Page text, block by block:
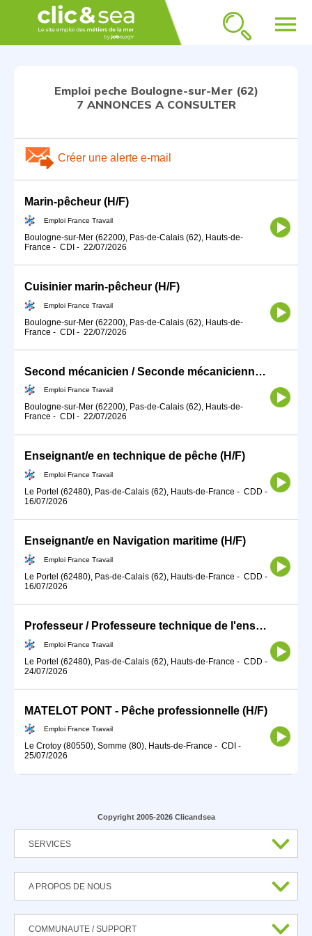
menu
Emploi peche Boulogne-sur-Mer (62)
7 ANNONCES A CONSULTER
Créer une alerte e-mail
Marin-pêcheur (H/F)
Emploi France Travail
Boulogne-sur-Mer (62200), Pas-de-Calais (62), Hauts-de-
France - CDI - 22/07/2026
Cuisinier marin-pêcheur (H/F)
Emploi France Travail
Boulogne-sur-Mer (62200), Pas-de-Calais (62), Hauts-de-
France - CDI - 22/07/2026
Second mécanicien / Seconde mécanicienne (H/F)
Emploi France Travail
Boulogne-sur-Mer (62200), Pas-de-Calais (62), Hauts-de-
France - CDI - 22/07/2026
Enseignant/e en technique de pêche (H/F)
Emploi France Travail
Le Portel (62480), Pas-de-Calais (62), Hauts-de-France - CDD -
16/07/2026
Enseignant/e en Navigation maritime (H/F)
Emploi France Travail
Le Portel (62480), Pas-de-Calais (62), Hauts-de-France - CDD -
16/07/2026
Professeur / Professeure technique de l'enseignement maritime (H/F)
Emploi France Travail
Le Portel (62480), Pas-de-Calais (62), Hauts-de-France - CDD -
24/07/2026
MATELOT PONT - Pêche professionnelle (H/F)
Emploi France Travail
Le Crotoy (80550), Somme (80), Hauts-de-France - CDI -
25/07/2026
Copyright 2005-2026 Clicandsea
SERVICES
A PROPOS DE NOUS
COMMUNAUTE / SUPPORT